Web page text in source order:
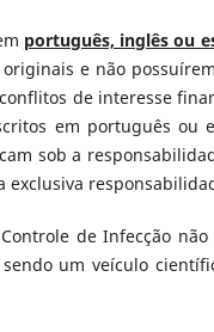
português, inglês ou
e não
de interesse
em português
sob a
exclusiva
de Infecção
um veículo